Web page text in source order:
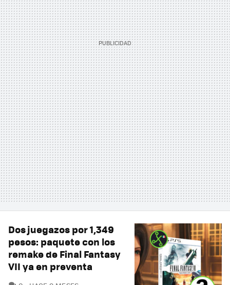
Dos juegazos por 1,349
pesos: paquete con los
remake de Final Fantasy
VII ya en preventa